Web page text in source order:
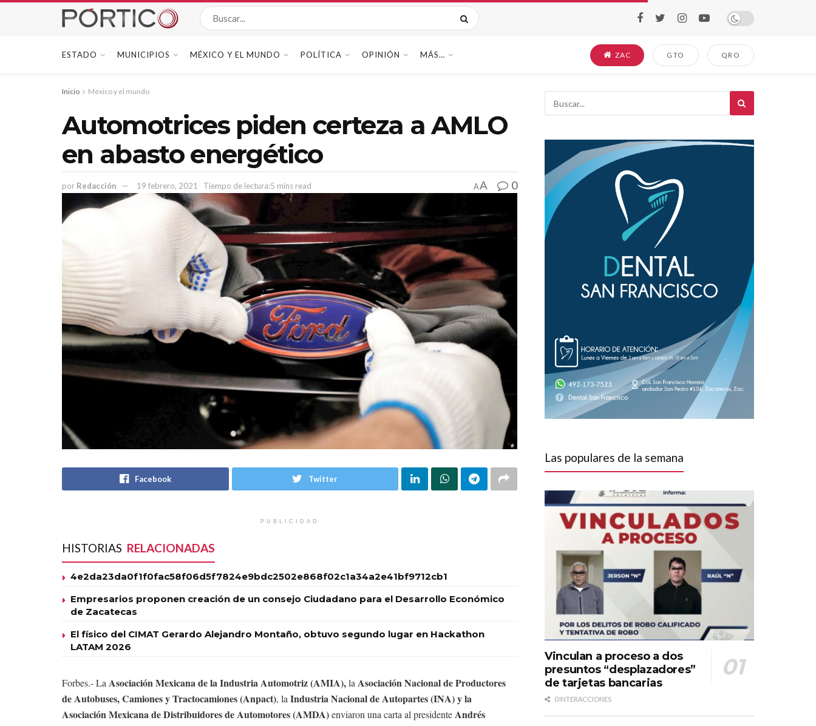
ESTADO MUNICIPIOS MÉXICO Y EL MUNDO POLÍTICA OPINIÓN MÁS… ZAC GTO QRO
Inicio México y el mundo
Automotrices piden certeza a AMLO
en abasto energético
por Redacción 19 febrero, 2021 Tiempo de lectura:5 mins read AA 0
Facebook Twitter
PUBLICIDAD
HISTORIAS RELACIONADAS
4e2da23da0f1f0fac58f06d5f7824e9bdc2502e868f02c1a34a2e41bf9712cb1
Empresarios proponen creación de un consejo Ciudadano para el Desarrollo Económico
de Zacatecas
El físico del CIMAT Gerardo Alejandro Montaño, obtuvo segundo lugar en Hackathon
LATAM 2026
Forbes.- La Asociación Mexicana de la Industria Automotriz (AMIA),la Asociación Nacional de Productores
de Autobuses, Camiones y Tractocamiones (Anpact), la Industria Nacional de Autopartes (INA) y la
Asociación Mexicana de Distribuidores de Automotores (AMDA)enviaron una carta al presidenteAndrés
Las populares de la semana
Vinculan a proceso a dos
presuntos “desplazadores”
de tarjetas bancarias
0 INTERACCIONES